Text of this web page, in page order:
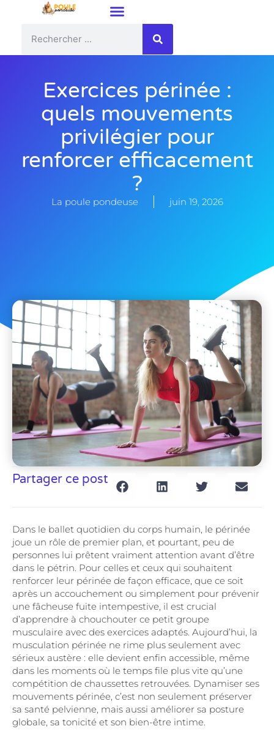
Exercices périnée :
quels mouvements
privilégier pour
renforcer efficacement
?
La poule pondeuse juin 19, 2026
Partager ce post
Dans le ballet quotidien du corps humain, le périnée
joue un rôle de premier plan, et pourtant, peu de
personnes lui prêtent vraiment attention avant d’être
dans le pétrin. Pour celles et ceux qui souhaitent
renforcer leur périnée de façon efficace, que ce soit
après un accouchement ou simplement pour prévenir
une fâcheuse fuite intempestive, il est crucial
d’apprendre à chouchouter ce petit groupe
musculaire avec des exercices adaptés. Aujourd’hui, la
musculation périnée ne rime plus seulement avec
sérieux austère : elle devient enfin accessible, même
dans les moments où le temps file plus vite qu’une
compétition de chaussettes retrouvées. Dynamiser ses
mouvements périnée, c’est non seulement préserver
sa santé pelvienne, mais aussi améliorer sa posture
globale, sa tonicité et son bien-être intime.